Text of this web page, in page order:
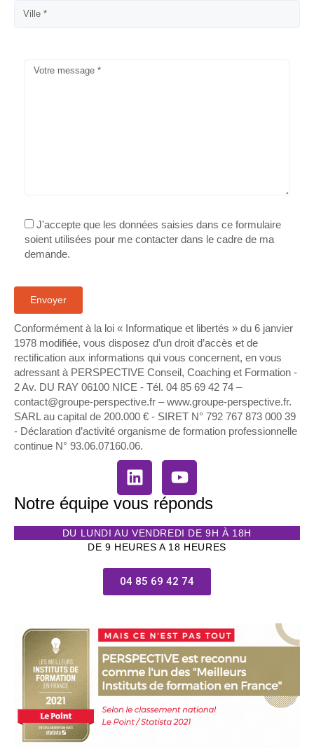
J'accepte que les données saisies dans ce formulaire
soient utilisées pour me contacter dans le cadre de ma
demande.
Conformément à la loi « Informatique et libertés » du 6 janvier
1978 modifiée, vous disposez d’un droit d’accès et de
rectification aux informations qui vous concernent, en vous
adressant à PERSPECTIVE Conseil, Coaching et Formation -
2 Av. DU RAY 06100 NICE - Tél. 04 85 69 42 74⁩ –
contact@groupe-perspective.fr – www.groupe-perspective.fr.
SARL au capital de 200.000 € - SIRET N° 792 767 873 000 39
- Déclaration d’activité organisme de formation professionnelle
continue N° 93.06.07160.06.
Notre équipe vous réponds
DU LUNDI AU VENDREDI DE 9H À 18H
DE 9 HEURES A 18 HEURES
04 85 69 42 74